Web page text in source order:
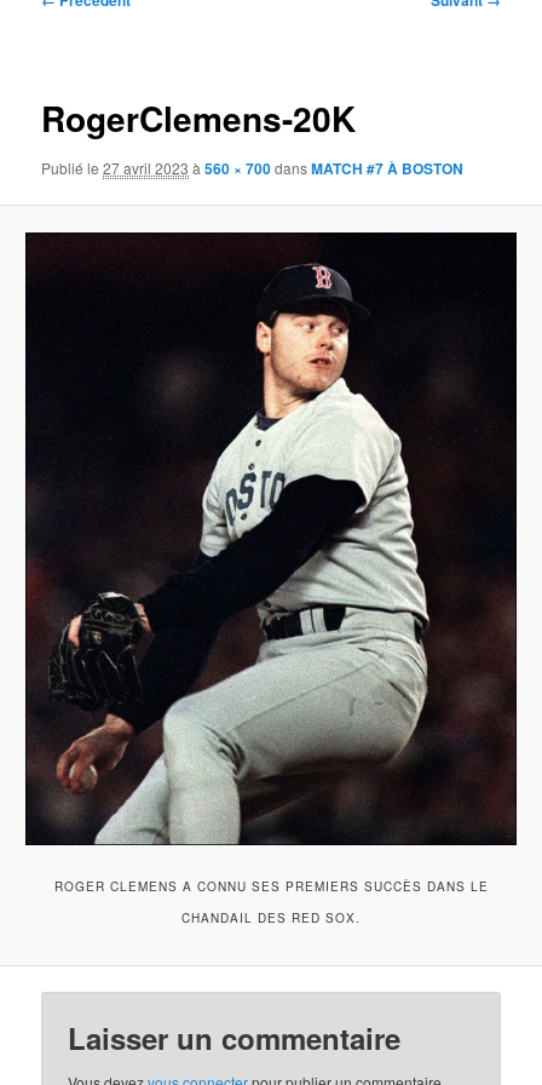
RogerClemens-20K
Publié le27 avril 2023 à560 × 700dansMATCH #7 À BOSTON
ROGER CLEMENS A CONNU SES PREMIERS SUCCÈS DANS LE
CHANDAIL DES RED SOX.
Laisser un commentaire